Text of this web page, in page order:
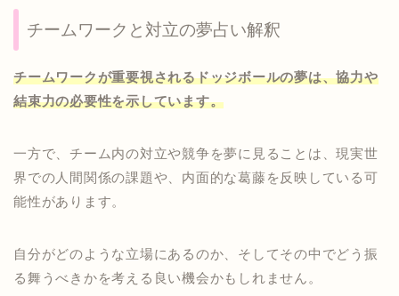
チームワークと対立の夢占い解釈
チームワークが重要視されるドッジボールの夢は、協力や
結束力の必要性を示しています。
一方で、チーム内の対立や競争を夢に見ることは、現実世
界での人間関係の課題や、内面的な葛藤を反映している可
能性があります。
自分がどのような立場にあるのか、そしてその中でどう振
る舞うべきかを考える良い機会かもしれません。